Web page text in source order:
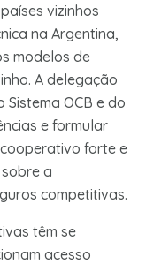
vizinhos
na Argentina,
modelos de
A delegação
OCB e do
e formular
forte e
a
competitivas.
têm se
acesso